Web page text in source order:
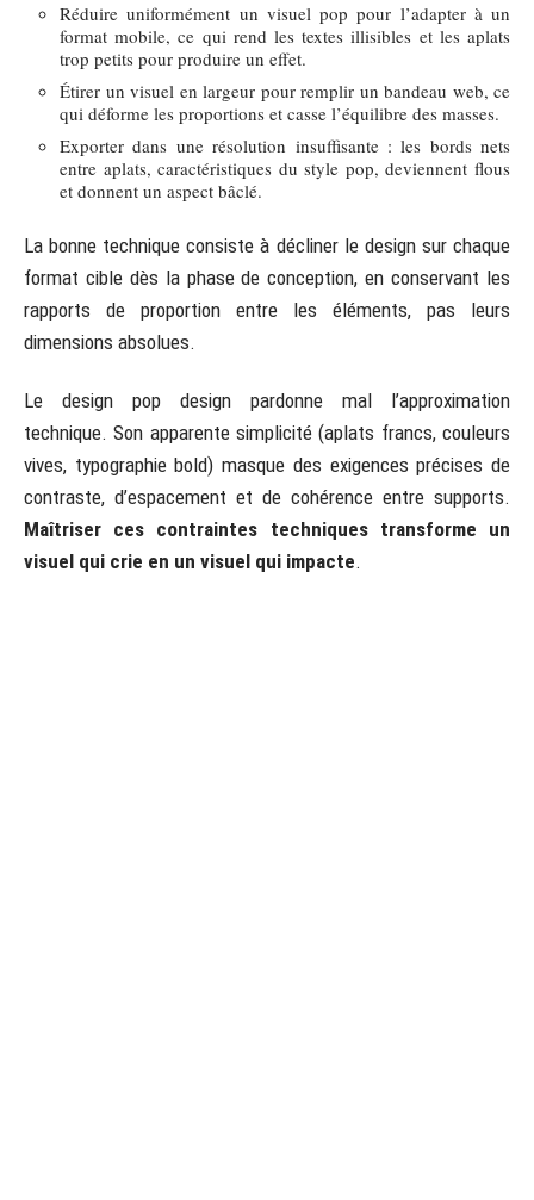
Réduire uniformément un visuel pop pour l’adapter à un
format mobile, ce qui rend les textes illisibles et les aplats
trop petits pour produire un effet.
Étirer un visuel en largeur pour remplir un bandeau web, ce
qui déforme les proportions et casse l’équilibre des masses.
Exporter dans une résolution insuffisante : les bords nets
entre aplats, caractéristiques du style pop, deviennent flous
et donnent un aspect bâclé.
La bonne technique consiste à décliner le design sur chaque
format cible dès la phase de conception, en conservant les
rapports de proportion entre les éléments, pas leurs
dimensions absolues.
Le design pop design pardonne mal l’approximation
technique. Son apparente simplicité (aplats francs, couleurs
vives, typographie bold) masque des exigences précises de
contraste, d’espacement et de cohérence entre supports.
Maîtriser ces contraintes techniques transforme un
visuel qui crie en un visuel qui impacte.